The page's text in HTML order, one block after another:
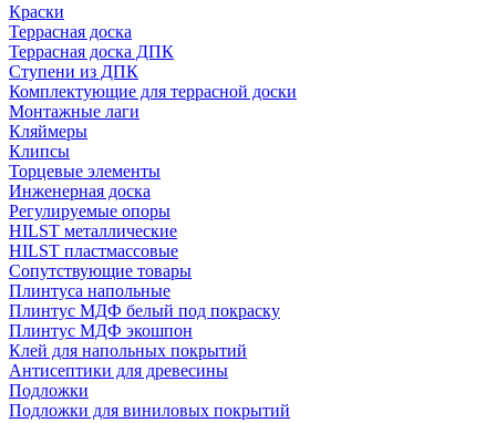
Краски
Террасная доска
Террасная доска ДПК
Ступени из ДПК
Комплектующие для террасной доски
Монтажные лаги
Кляймеры
Клипсы
Торцевые элементы
Инженерная доска
Регулируемые опоры
HILST металлические
HILST пластмассовые
Сопутствующие товары
Плинтуса напольные
Плинтус МДФ белый под покраску
Плинтус МДФ экошпон
Клей для напольных покрытий
Антисептики для древесины
Подложки
Подложки для виниловых покрытий